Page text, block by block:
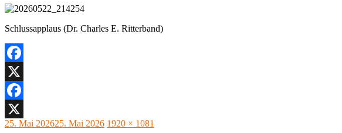
Schlussapplaus (Dr. Charles E. Ritterband)
Facebook
X
Facebook
X
Veröffentlicht
25. Mai 202625. Mai 2026 Originalgröße
1920 × 1081